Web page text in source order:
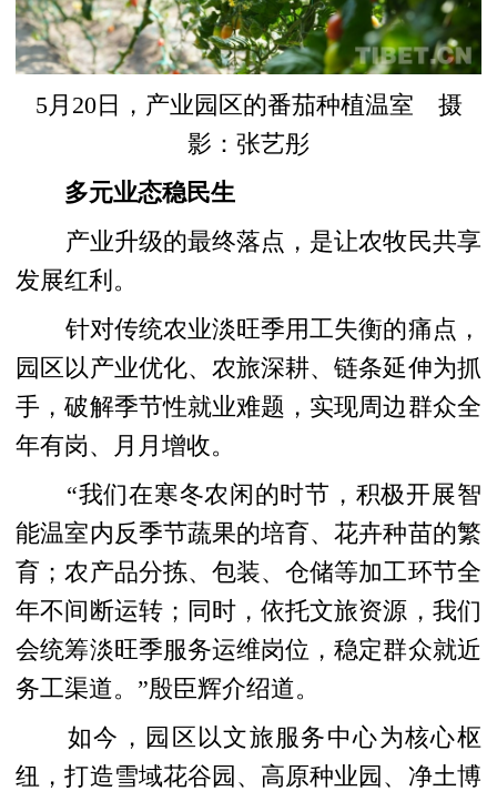
5月20日，产业园区的番茄种植温室 摄
影：张艺彤
多元业态稳民生
产业升级的最终落点，是让农牧民共享
发展红利。
针对传统农业淡旺季用工失衡的痛点，
园区以产业优化、农旅深耕、链条延伸为抓
手，破解季节性就业难题，实现周边群众全
年有岗、月月增收。
“我们在寒冬农闲的时节，积极开展智
能温室内反季节蔬果的培育、花卉种苗的繁
育；农产品分拣、包装、仓储等加工环节全
年不间断运转；同时，依托文旅资源，我们
会统筹淡旺季服务运维岗位，稳定群众就近
务工渠道。”殷臣辉介绍道。
如今，园区以文旅服务中心为核心枢
纽，打造雪域花谷园、高原种业园、净土博